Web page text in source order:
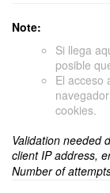
Note:
Si llega
posible
El acceso
cookies.
Validation needed
client IP address,
Number of